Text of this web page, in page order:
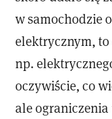
w samochodzie
elektrycznym,
np.
oczywiście, co
ale